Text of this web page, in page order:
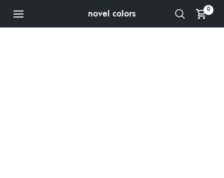
novel colors 0